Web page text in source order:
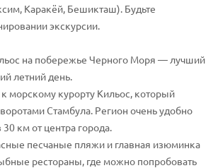
Каракёй, Бешикташ). Будьте
экскурсии.
на побережье Черного Моря — лучший
летний день.
морскому курорту Кильос, который
Стамбула. Регион очень удобно
км от центра города.
песчаные пляжи и главная изюминка
рестораны, где можно попробовать